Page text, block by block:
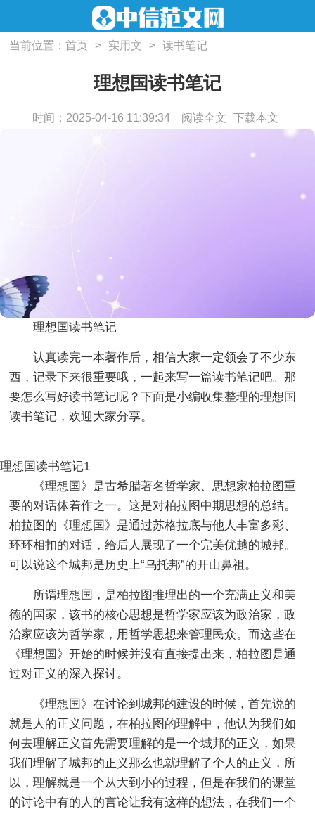
当前位置：首页 > 实用文 > 读书笔记
理想国读书笔记
时间：2025-04-16 11:39:34 阅读全文 下载本文
理想国读书笔记
认真读完一本著作后，相信大家一定领会了不少东
西，记录下来很重要哦，一起来写一篇读书笔记吧。那
要怎么写好读书笔记呢？下面是小编收集整理的理想国
读书笔记，欢迎大家分享。
理想国读书笔记1
《理想国》是古希腊著名哲学家、思想家柏拉图重
要的对话体着作之一。这是对柏拉图中期思想的总结。
柏拉图的《理想国》是通过苏格拉底与他人丰富多彩、
环环相扣的对话，给后人展现了一个完美优越的城邦。
可以说这个城邦是历史上“乌托邦”的开山鼻祖。
所谓理想国，是柏拉图推理出的一个充满正义和美
德的国家，该书的核心思想是哲学家应该为政治家，政
治家应该为哲学家，用哲学思想来管理民众。而这些在
《理想国》开始的时候并没有直接提出来，柏拉图是通
过对正义的深入探讨。
《理想国》在讨论到城邦的建设的时候，首先说的
就是人的正义问题，在柏拉图的理解中，他认为我们如
何去理解正义首先需要理解的是一个城邦的正义，如果
我们理解了城邦的正义那么也就理解了个人的正义，所
以，理解就是一个从大到小的过程，但是在我们的课堂
的讨论中有的人的言论让我有这样的想法，在我们一个